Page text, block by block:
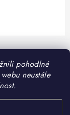
pohodlné
neustále